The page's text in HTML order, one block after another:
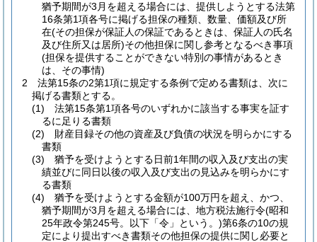
猶予期間が3月を超える場合には、提供しようとする法第
16条第1項各号に掲げる担保の種類、数量、価額及び所
在(その担保が保証人の保証であるときは、保証人の氏名
及び住所又は居所)その他担保に関し参考となるべき事項
(担保を提供することができない特別の事情があるとき
は、その事情)
2
法第15条の2第1項に規定する条例で定める書類は、次に
掲げる書類とする。
(1)
法第15条第1項各号のいずれかに該当する事実を証す
るに足りる書類
(2)
財産目録その他の資産及び負債の状況を明らかにする
書類
(3)
猶予を受けようとする日前1年間の収入及び支出の実
績並びに同日以後の収入及び支出の見込みを明らかにす
る書類
(4)
猶予を受けようとする金額が100万円を超え、かつ、
猶予期間が3月を超える場合には、地方税法施行令(昭和
25年政令第245号。以下「令」という。)第6条の10の規
定により提出すべき書類その他担保の提供に関し必要と